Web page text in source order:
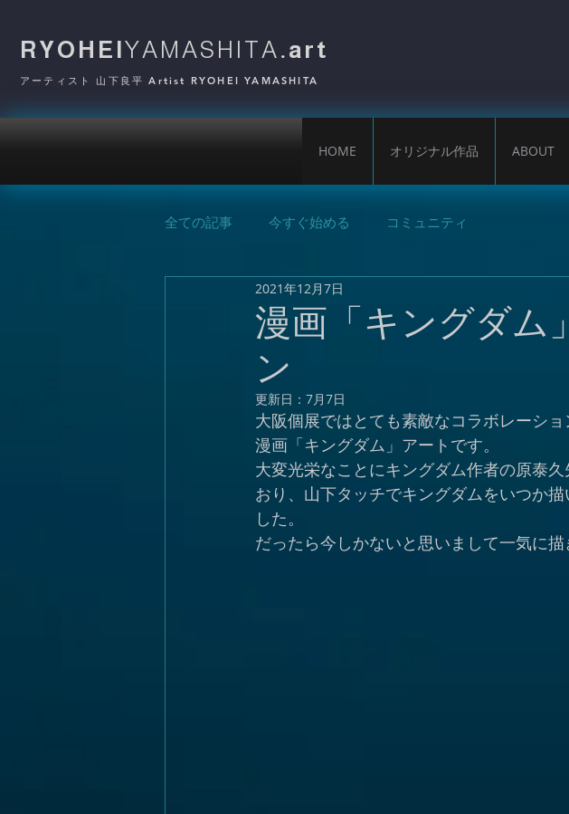
RYOHEIYAMASHITA.art
アーティスト 山下良平 Artist RYOHEI YAMASHITA
HOME オリジナル作品 ABOUT
全ての記事 今すぐ始める コミュニティ
漫画「キングダム
ン
2021年12月7日
更新日： 7月7日
大阪個展ではとても素敵なコラボレーショ
漫画「キングダム」アートです。
大変光栄なことにキングダム作者の原泰
おり、山下タッチでキングダムをいつか
した。
だったら今しかないと思いまして一気に描